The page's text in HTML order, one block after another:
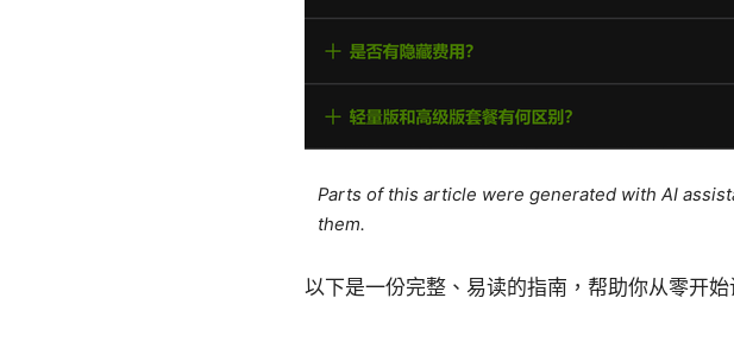
Parts of this article were generated with AI
them.
以下是一份完整、易读的指南，帮助你从零开